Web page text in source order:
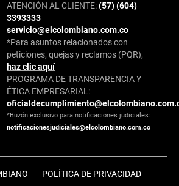
ATENCIÓN AL CLIENTE:(57) (604)
3393333
servicio@elcolombiano.com.co
*Para asuntos relacionados con
peticiones, quejas y reclamos (PQR),
haz clic aquí
PROGRAMA DE TRANSPARENCIA Y
ÉTICA EMPRESARIAL:
*Buzón exclusivo para notificaciones judiciales:
notificacionesjudiciales@elcolombiano.com.co
POLÍTICA DE PRIVACIDAD